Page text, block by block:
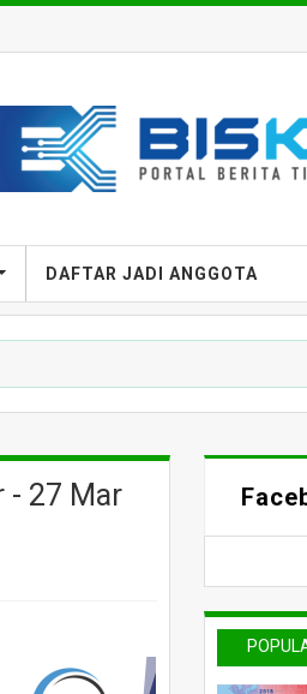
DAFTAR JADI ANGGOTA
- 27 Mar